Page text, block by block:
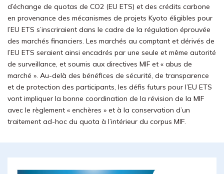
d’échange de quotas de CO2 (EU ETS) et des crédits carbone
en provenance des mécanismes de projets Kyoto éligibles pour
l’EU ETS s’inscriraient dans le cadre de la régulation éprouvée
des marchés financiers. Les marchés au comptant et dérivés de
l’EU ETS seraient ainsi encadrés par une seule et même autorité
de surveillance, et soumis aux directives MIF et « abus de
marché ». Au-delà des bénéfices de sécurité, de transparence
et de protection des participants, les défis futurs pour l’EU ETS
vont impliquer la bonne coordination de la révision de la MIF
avec le règlement « enchères » et à la conservation d’un
traitement ad-hoc du quota à l’intérieur du corpus MIF.